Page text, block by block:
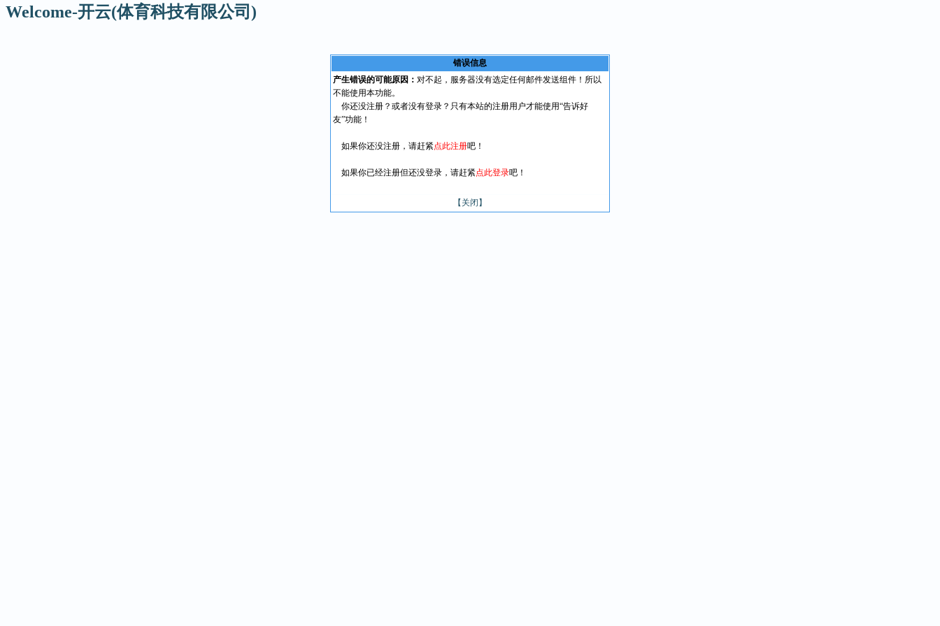
Welcome-开云(体育科技有限公司)
错误信息
产生错误的可能原因： 对不起，服务器没有选定任何邮件发送组件！所以
不能使用本功能。
你还没注册？或者没有登录？只有本站的注册用户才能使用“告诉好
友”功能！
如果你还没注册，请赶紧点此注册吧！
如果你已经注册但还没登录，请赶紧点此登录吧！
【关闭】